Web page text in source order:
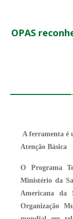
OPAS
A ferramenta é
Atenção Básica
O Programa
Ministério da
Americana da
Organização